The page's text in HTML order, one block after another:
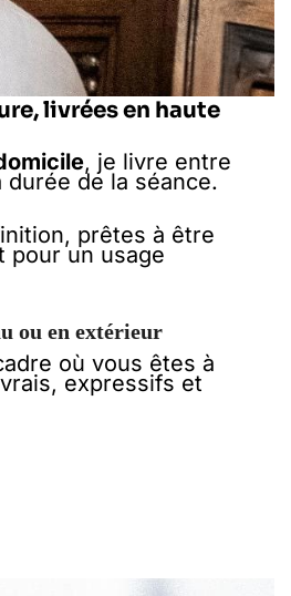
livrées en haute
, je livre entre
de la séance.
prêtes à être
pour un usage
ou en extérieur
où vous êtes à
expressifs et